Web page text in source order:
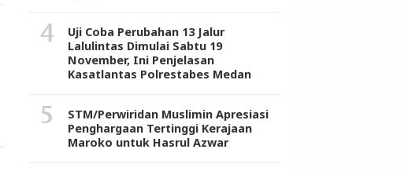
Uji Coba Perubahan 13 Jalur
Lalulintas Dimulai Sabtu 19
November, Ini Penjelasan
Kasatlantas Polrestabes Medan
STM/Perwiridan Muslimin Apresiasi
Penghargaan Tertinggi Kerajaan
Maroko untuk Hasrul Azwar